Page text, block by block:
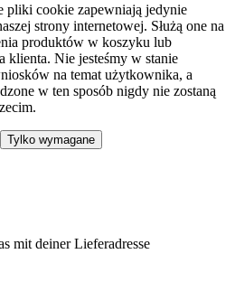
pliki cookie zapewniają jedynie
strony internetowej. Służą one na
produktów w koszyku lub
klienta. Nie jesteśmy w stanie
na temat użytkownika, a
w ten sposób nigdy nie zostaną
Tylko wymagane
mit deiner Lieferadresse